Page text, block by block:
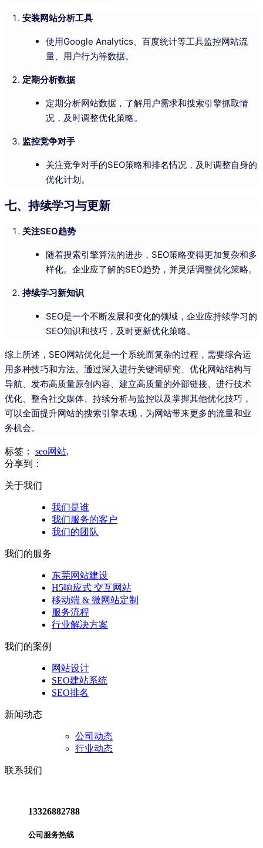
安装网站分析工具
使用Google Analytics、百度统计等工具监控网站流
量、用户行为等数据。
定期分析数据
定期分析网站数据，了解用户需求和搜索引擎抓取情
况，及时调整优化策略。
监控竞争对手
关注竞争对手的SEO策略和排名情况，及时调整自身的
优化计划。
七、持续学习与更新
关注SEO趋势
随着搜索引擎算法的进步，SEO策略变得更加复杂和多
样化。企业应了解的SEO趋势，并灵活调整优化策略。
持续学习新知识
SEO是一个不断发展和变化的领域，企业应持续学习的
SEO知识和技巧，及时更新优化策略。
综上所述，SEO网站优化是一个系统而复杂的过程，需要综合运
用多种技巧和方法。通过深入进行关键词研究、优化网站结构与
导航、发布高质量原创内容、建立高质量的外部链接、进行技术
优化、整合社交媒体、持续分析与监控以及掌握其他优化技巧，
可以全面提升网站的搜索引擎表现，为网站带来更多的流量和业
务机会。
标签： seo网站,
分享到：
关于我们
我们是谁
我们服务的客户
我们的团队
我们的服务
东莞网站建设
H5响应式 交互网站
移动端 & 微网站定制
服务流程
行业解决方案
我们的案例
网站设计
SEO建站系统
SEO排名
新闻动态
公司动态
行业动态
联系我们
13326882788
公司服务热线